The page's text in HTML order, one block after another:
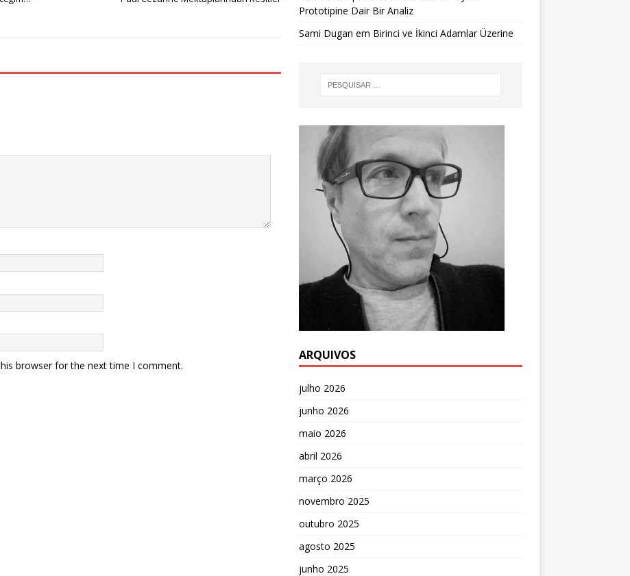
browser for the next time I comment.
Prototipine Dair Bir Analiz
Sami Dugan em Birinci ve İkinci Adamlar Üzerine
ARQUIVOS
julho 2026
junho 2026
maio 2026
abril 2026
março 2026
novembro 2025
outubro 2025
agosto 2025
junho 2025